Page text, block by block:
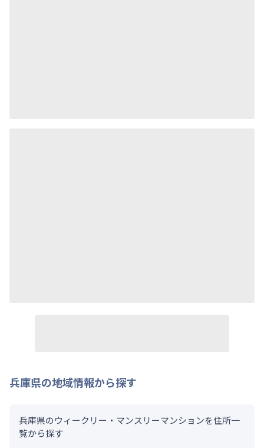
兵庫県の地域情報から探す
兵庫県のウィークリー・マンスリーマンションを住所一
覧から探す